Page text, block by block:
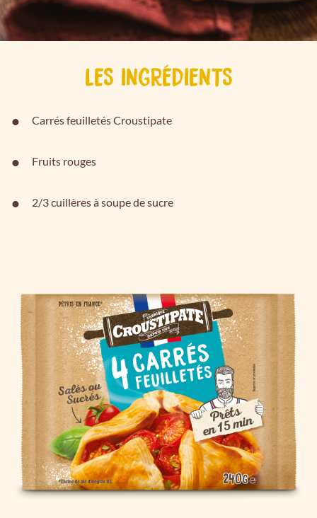
LES INGRÉDIENTS
Carrés feuilletés Croustipate
Fruits rouges
2/3 cuillères à soupe de sucre